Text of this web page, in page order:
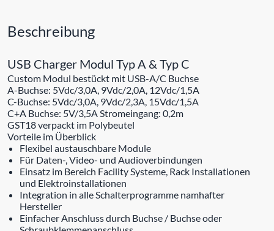
Beschreibung
USB Charger Modul Typ A & Typ C
Custom Modul bestückt mit USB-A/C Buchse
A-Buchse: 5Vdc/3,0A, 9Vdc/2,0A, 12Vdc/1,5A
C-Buchse: 5Vdc/3,0A, 9Vdc/2,3A, 15Vdc/1,5A
C+A Buchse: 5V/3,5A Stromeingang: 0,2m
GST18 verpackt im Polybeutel
Vorteile im Überblick
Flexibel austauschbare Module
Für Daten-, Video- und Audioverbindungen
Einsatz im Bereich Facility Systeme, Rack Installationen
und Elektroinstallationen
Integration in alle Schalterprogramme namhafter
Hersteller
Einfacher Anschluss durch Buchse / Buchse oder